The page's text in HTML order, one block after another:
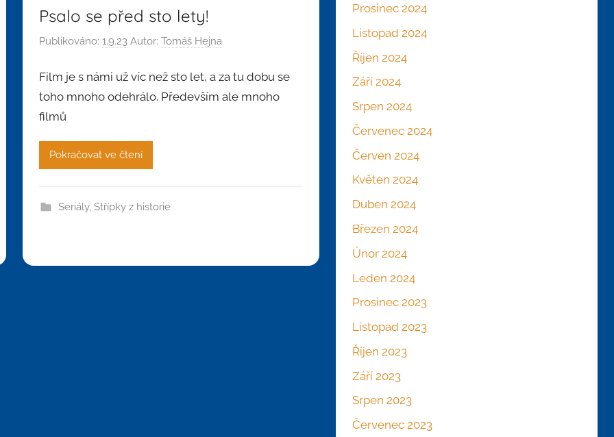
Psalo se před sto lety!
Publikováno:1.9.23 Autor:Tomáš Hejna
Film je s námi už víc než sto let, a za tu dobu se
toho mnoho odehrálo. Především ale mnoho
filmů
Pokračovat ve čtení
Seriály, Střípky z historie
Prosinec 2024
Listopad 2024
Říjen 2024
Září 2024
Srpen 2024
Červenec 2024
Červen 2024
Květen 2024
Duben 2024
Březen 2024
Únor 2024
Leden 2024
Prosinec 2023
Listopad 2023
Říjen 2023
Září 2023
Srpen 2023
Červenec 2023